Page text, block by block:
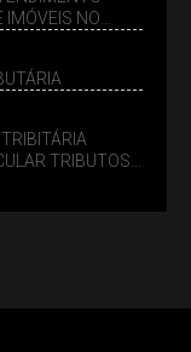
IMÓVEIS NO
TRIBUTOS